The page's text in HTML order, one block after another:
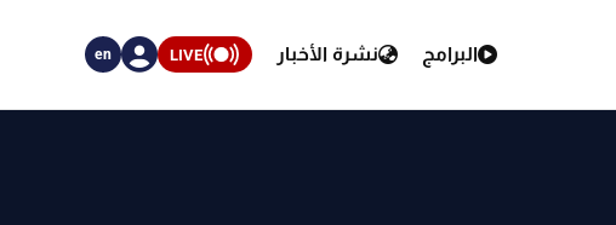
البرامج نشرة الأخبار LIVE
en